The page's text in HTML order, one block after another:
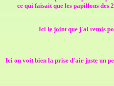
ce qui faisait que les papillons
Ici le joint que j'ai remis
Ici on voit bien la prise d'air juste un